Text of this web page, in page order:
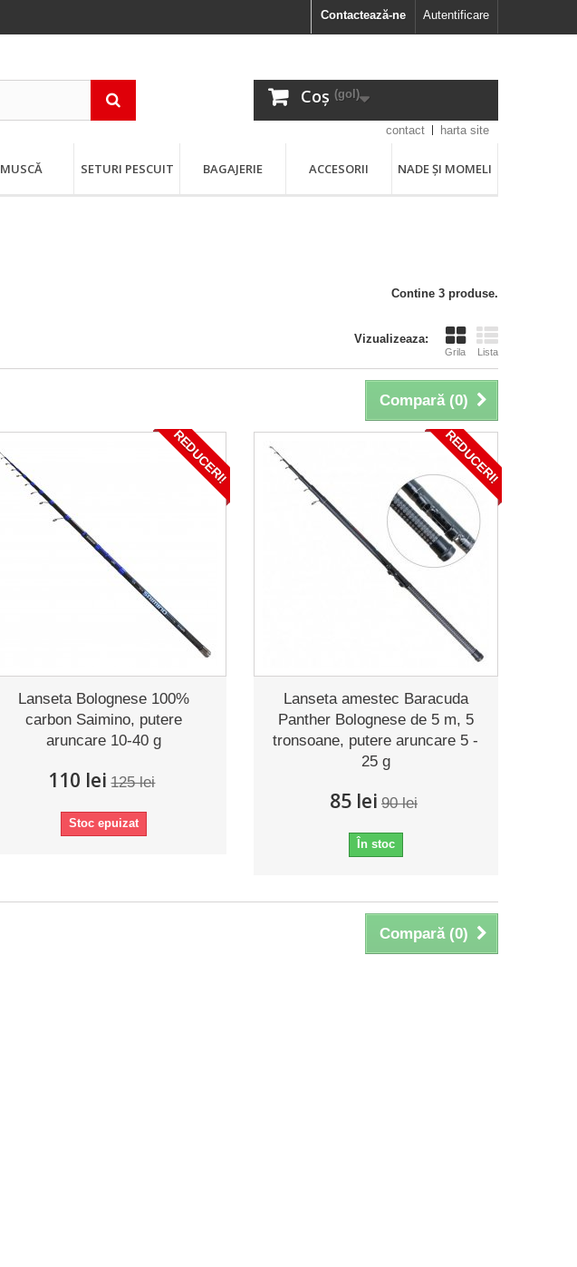
Autentificare
Contactează-ne
Coș (gol)
contact harta site
MUSCĂ SETURI PESCUIT BAGAJERIE ACCESORII NADE ȘI MOMELI
Contine 3 produse.
Vizualizeaza:
Grila Lista
Compară (0)
REDUCERI!
Lanseta Bolognese 100%
carbon Saimino, putere
aruncare 10-40 g
110 lei 125 lei
Stoc epuizat
REDUCERI!
Lanseta amestec Baracuda
Panther Bolognese de 5 m, 5
tronsoane, putere aruncare 5 -
25 g
85 lei 90 lei
În stoc
Compară (0)